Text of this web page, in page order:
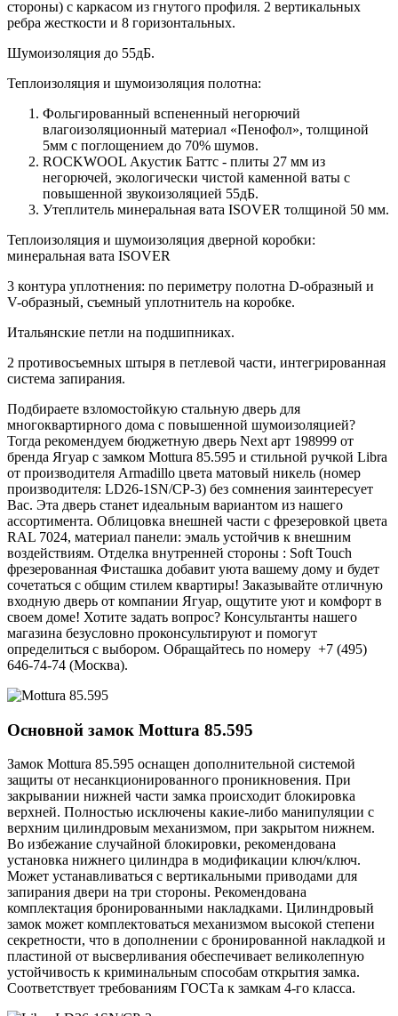
стороны) c каркасом из гнутого профиля. 2 вертикальных
ребра жесткости и 8 горизонтальных.
Шумоизоляция до 55дБ.
Теплоизоляция и шумоизоляция полотна:
Фольгированный вспененный негорючий
влагоизоляционный материал «Пенофол», толщиной
5мм с поглощением до 70% шумов.
ROCKWOOL Акустик Баттс - плиты 27 мм из
негорючей, экологически чистой каменной ваты с
повышенной звукоизоляцией 55дБ.
Утеплитель минеральная вата ISOVER толщиной 50 мм.
Теплоизоляция и шумоизоляция дверной коробки:
минеральная вата ISOVER
3 контура уплотнения: по периметру полотна D-образный и
V-образный, съемный уплотнитель на коробке.
Итальянские петли на подшипниках.
2 противосъемных штыря в петлевой части, интегрированная
система запирания.
Подбираете взломостойкую стальную дверь для
многоквартирного дома с повышенной шумоизоляцией?
Тогда рекомендуем бюджетную дверь Next арт 198999 от
бренда Ягуар с замком Mottura 85.595 и стильной ручкой Libra
от производителя Armadillo цвета матовый никель (номер
производителя: LD26-1SN/CP-3) без сомнения заинтересует
Вас. Эта дверь станет идеальным вариантом из нашего
ассортимента. Облицовка внешней части с фрезеровкой цвета
RAL 7024, материал панели: эмаль устойчив к внешним
воздействиям. Отделка внутренней стороны : Soft Touch
фрезерованная Фисташка добавит уюта вашему дому и будет
сочетаться с общим стилем квартиры! Заказывайте отличную
входную дверь от компании Ягуар, ощутите уют и комфорт в
своем доме! Хотите задать вопрос? Консультанты нашего
магазина безусловно проконсультируют и помогут
определиться с выбором. Обращайтесь по номеру +7 (495)
646-74-74 (Москва).
Основной замок Mottura 85.595
Замок Mottura 85.595 оснащен дополнительной системой
защиты от несанкционированного проникновения. При
закрывании нижней части замка происходит блокировка
верхней. Полностью исключены какие-либо манипуляции с
верхним цилиндровым механизмом, при закрытом нижнем.
Во избежание случайной блокировки, рекомендована
установка нижнего цилиндра в модификации ключ/ключ.
Может устанавливаться с вертикальными приводами для
запирания двери на три стороны. Рекомендована
комплектация бронированными накладками. Цилиндровый
замок может комплектоваться механизмом высокой степени
секретности, что в дополнении с бронированной накладкой и
пластиной от высверливания обеспечивает великолепную
устойчивость к криминальным способам открытия замка.
Соответствует требованиям ГОСТа к замкам 4-го класса.